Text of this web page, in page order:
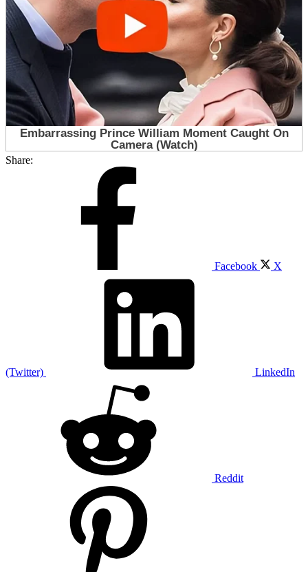
Share:
Facebook X
(Twitter) LinkedIn
Reddit